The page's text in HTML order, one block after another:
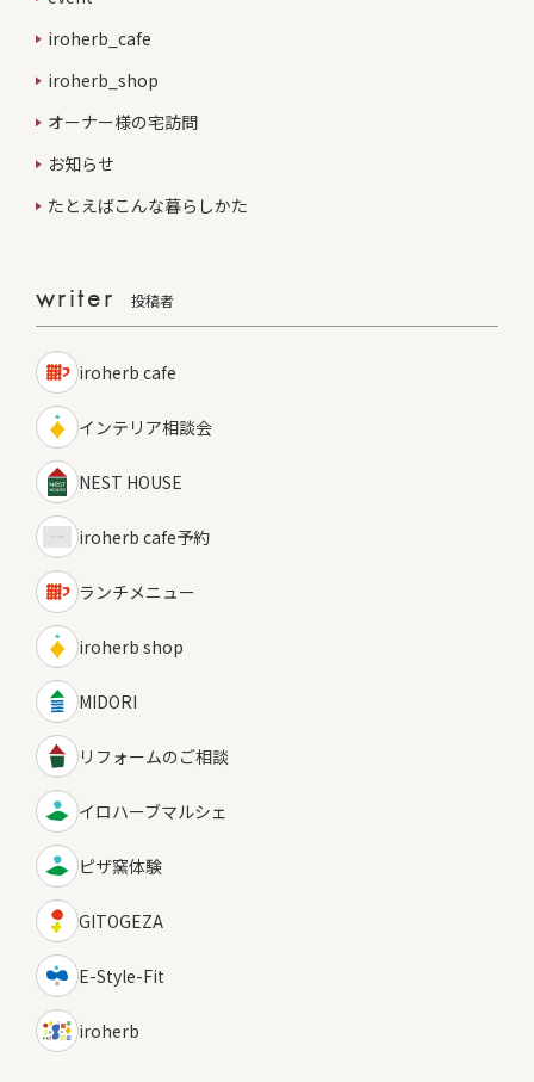
iroherb_cafe
iroherb_shop
オーナー様の宅訪問
お知らせ
たとえばこんな暮らしかた
writer 投稿者
iroherb cafe
インテリア相談会
NEST HOUSE
iroherb cafe予約
ランチメニュー
iroherb shop
MIDORI
リフォームのご相談
イロハーブマルシェ
ピザ窯体験
GITOGEZA
E-Style-Fit
iroherb